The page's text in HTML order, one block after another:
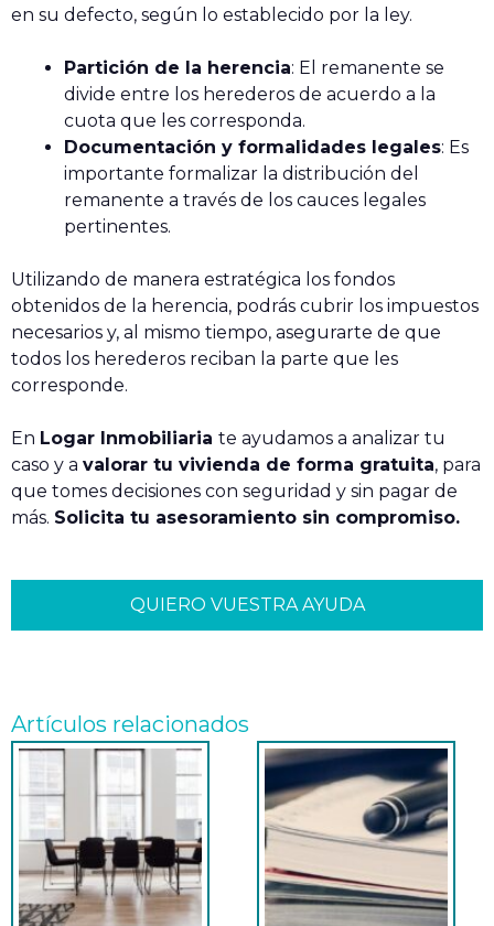
en su defecto, según lo establecido por la ley.
Partición de la herencia: El remanente se
divide entre los herederos de acuerdo a la
cuota que les corresponda.
Documentación y formalidades legales: Es
importante formalizar la distribución del
remanente a través de los cauces legales
pertinentes.
Utilizando de manera estratégica los fondos
obtenidos de la herencia, podrás cubrir los impuestos
necesarios y, al mismo tiempo, asegurarte de que
todos los herederos reciban la parte que les
corresponde.
En Logar Inmobiliaria te ayudamos a analizar tu
caso y a valorar tu vivienda de forma gratuita, para
que tomes decisiones con seguridad y sin pagar de
más. Solicita tu asesoramiento sin compromiso.
QUIERO VUESTRA AYUDA
Artículos relacionados